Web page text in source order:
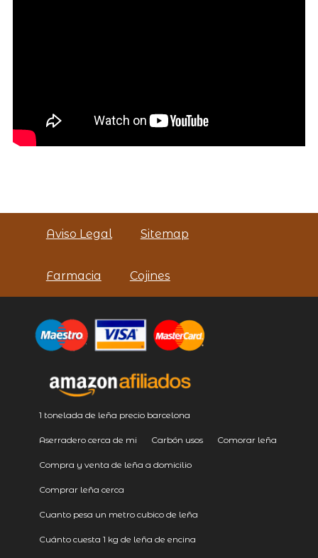
Aviso Legal Sitemap
Farmacia Cojines
1 tonelada de leña precio barcelona
Aserradero cerca de mi Carbón usos Comorar leña
Compra y venta de leña a domicilio
Comprar leña cerca
Cuanto pesa un metro cubico de leña
Cuánto cuesta 1 kg de leña de encina